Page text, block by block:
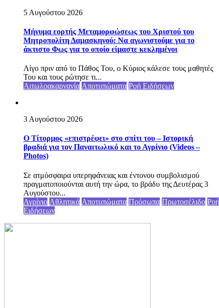
5 Αυγούστου 2026
Μήνυμα εορτής Μεταμορφώσεως του Χριστού του
Μητροπολίτη Δαμασκηνού: Να αγωνιστούμε για το
άκτιστο Φως για το οποίο είμαστε κεκλημένοι
Λίγο πριν από το Πάθος Του, ο Κύριος κάλεσε τους μαθητές
Του και τους ρώτησε τι...
Αιτωλοακαρνανία Αποτυπώματα Ροή Ειδήσεων
3 Αυγούστου 2026
Ο Τίτορμος «επιστρέφει» στο σπίτι του – Ιστορική
βραδιά για τον Παναιτωλικό και το Αγρίνιο (Videos –
Photos)
Σε ατμόσφαιρα υπερηφάνειας και έντονου συμβολισμού
πραγματοποιούνται αυτή την ώρα, το βράδυ της Δευτέρας 3
Αυγούστου...
Αγρίνιο Αθλητικά Αποτυπώματα Πρόσωπα Πρωτοσέλιδο Ροή
Ειδήσεων